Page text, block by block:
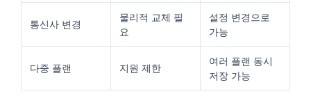
통신사 변경
물리적 교체 필
요
설정 변경으로
가능
다중 플랜 지원 제한
여러 플랜 동시
저장 가능